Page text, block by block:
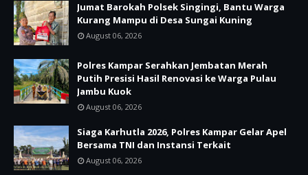
Jumat Barokah Polsek Singingi, Bantu Warga
Kurang Mampu di Desa Sungai Kuning
August 06, 2026
Polres Kampar Serahkan Jembatan Merah
Putih Presisi Hasil Renovasi ke Warga Pulau
Jambu Kuok
August 06, 2026
Siaga Karhutla 2026, Polres Kampar Gelar Apel
Bersama TNI dan Instansi Terkait
August 06, 2026